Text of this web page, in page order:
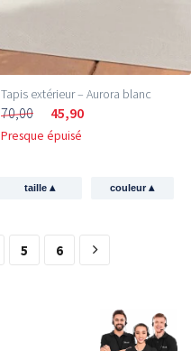
Tapis extérieur – Aurora blanc
70,00 45,90
Presque épuisé
taille▴ couleur▴
5 6